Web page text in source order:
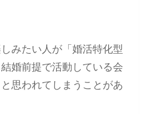
みたい人が「婚活特化型
婚前提で活動している会
思われてしまうことがあ